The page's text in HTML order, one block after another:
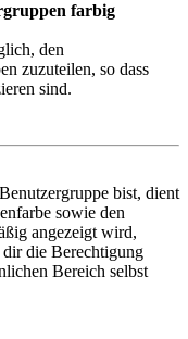
farbig
den
zuzuteilen, so dass
sind.
bist, dient
sowie den
angezeigt wird,
die Berechtigung
Bereich selbst